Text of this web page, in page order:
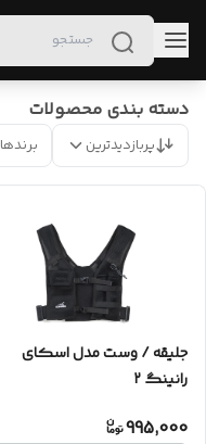
دسته بندی محصولات
پربازدیدترین برندها
جلیقه / وست مدل اسکای
رانینگ ۲
995,000